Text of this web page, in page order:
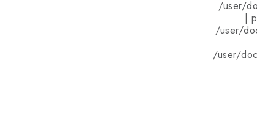
/user/
|
/user/
/user/